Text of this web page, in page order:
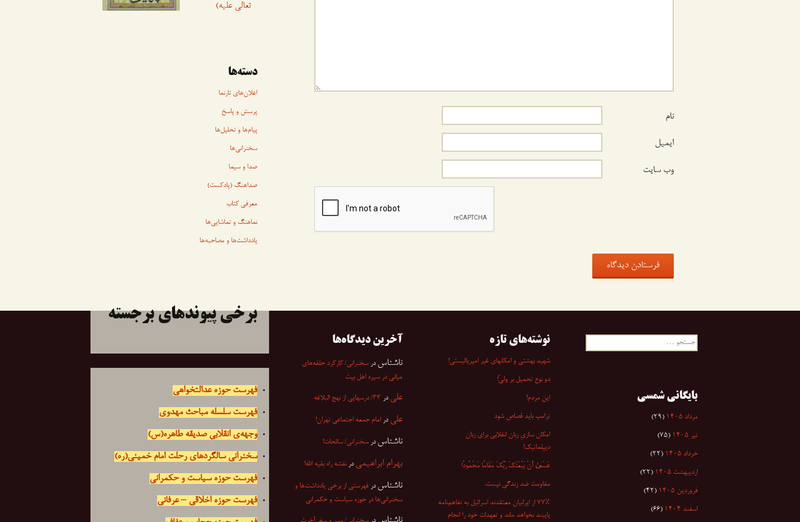
نام
ایمیل
وب‌ سایت
تعالی علیه)
دسته‌ها
اعلان‌های تارنما
پرسش و پاسخ
پیام‌ها و تحلیل‌ها
سخنرانی‏‏‌ها
صدا و سیما
صداهنگ (پادکست)
معرفی کتاب
نماهنگ و تماشایی‌ها
یادداشت‌ها و مصاحبه‌ها
برخی پیوندهای برجسته
فهرست حوزه عدالتخواهی
فهرست سلسله مباحث مهدوی
وجهه‌ی انقلابی صدیقه طاهره(س)
سخنرانی سالگردهای رحلت امام خمینی(ره)
فهرست حوزه سیاست و حکمرانی
فهرست حوزه اخلاقی – عرفانی
جستجو
نوشته‌های تازه
شهید بهشتی و امکانهای غیر امپریالیستی!
دو نوع تحمیل بر ولیّ!
این مردم!
ترامپ باید قصاص شود
امکان سازیِ زبان انقلابی برای زبان
دیپلماتیک!
عَسَىٰ أَنْ یَبْعَثَکَ رَبُّکَ مَقَامًا مَحْمُودًا
مقاومت ضد زندگی نیست.
۷۷٪ از ایرانیان معتقدند اسرائیل به تفاهم‌نامه
پایبند نخواهد ماند و تعهدات خود را انجام
آخرین دیدگاه‌ها
ناشناس در سخنرانی/ کارکرد حلقه‌های
میانی در سیره اهل بیت
علی در ۳۳/ درسهایی از نهج البلاغه
علی در امام جمعه اجتماعی تهران!
ناشناس در سخنرانی/ سائحات!
بهرام ابراهیمی درنقشه راه بقیه الله!
ناشناس در فهرستی از برخی یادداشت‌ها و
سخنرانی‌ها در حوزه سیاست و حکمرانی
بایگانی شمسی
مرداد ۱۴۰۵ (۲۹)
تیر ۱۴۰۵ (۷۵)
خرداد ۱۴۰۵ (۲۲)
اردیبهشت ۱۴۰۵ (۲۲)
فروردین ۱۴۰۵ (۴۲)
اسفند ۱۴۰۴ (۶۶)